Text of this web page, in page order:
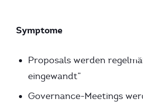
Symptome
Proposals werden
eingewandt”
Governance-Meetings